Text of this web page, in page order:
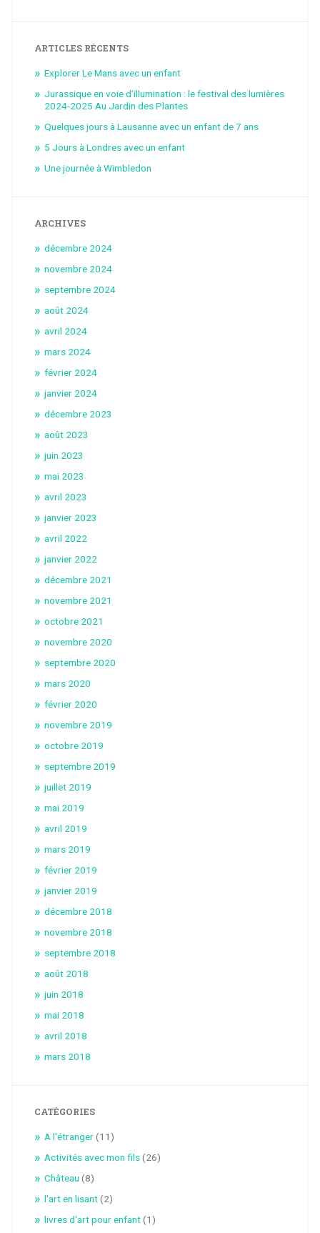
ARTICLES RÉCENTS
Explorer Le Mans avec un enfant
Jurassique en voie d’illumination : le festival des lumières
2024-2025 Au Jardin des Plantes
Quelques jours à Lausanne avec un enfant de 7 ans
5 Jours à Londres avec un enfant
Une journée à Wimbledon
ARCHIVES
décembre 2024
novembre 2024
septembre 2024
août 2024
avril 2024
mars 2024
février 2024
janvier 2024
décembre 2023
août 2023
juin 2023
mai 2023
avril 2023
janvier 2023
avril 2022
janvier 2022
décembre 2021
novembre 2021
octobre 2021
novembre 2020
septembre 2020
mars 2020
février 2020
novembre 2019
octobre 2019
septembre 2019
juillet 2019
mai 2019
avril 2019
mars 2019
février 2019
janvier 2019
décembre 2018
novembre 2018
septembre 2018
août 2018
juin 2018
mai 2018
avril 2018
mars 2018
CATÉGORIES
A l'étranger(11)
Activités avec mon fils(26)
Château (8)
l'art en lisant(2)
livres d'art pour enfant(1)